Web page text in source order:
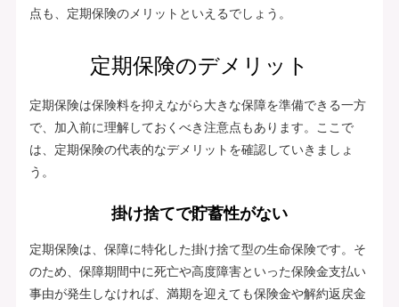
点も、定期保険のメリットといえるでしょう。
定期保険のデメリット
定期保険は保険料を抑えながら大きな保障を準備できる一方
で、加入前に理解しておくべき注意点もあります。ここで
は、定期保険の代表的なデメリットを確認していきましょ
う。
掛け捨てで貯蓄性がない
定期保険は、保障に特化した掛け捨て型の生命保険です。そ
のため、保障期間中に死亡や高度障害といった保険金支払い
事由が発生しなければ、満期を迎えても保険金や解約返戻金